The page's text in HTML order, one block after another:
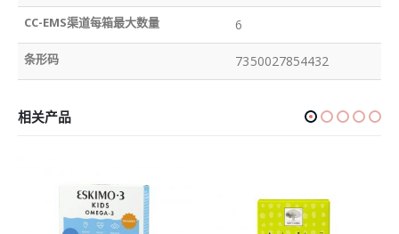
CC-EMS渠道每箱最大数量
6
条形码 7350027854432
相关产品